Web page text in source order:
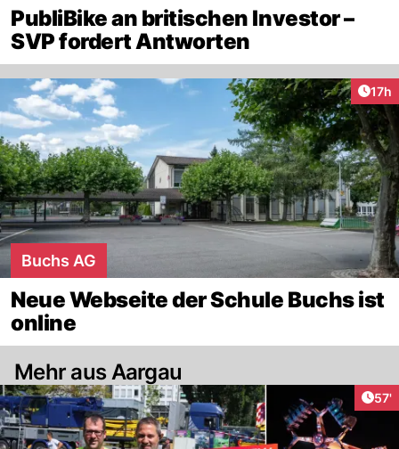
PubliBike an britischen Investor –
SVP fordert Antworten
17h
Buchs AG
Neue Webseite der Schule Buchs ist
online
Mehr aus Aargau
57'